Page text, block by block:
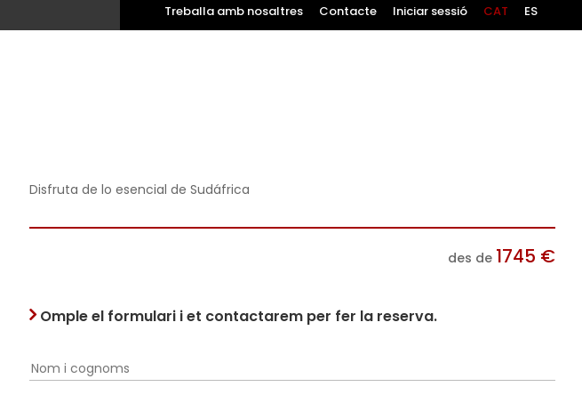
Treballa amb nosaltres Contacte Iniciar sessió CAT ES
Disfruta de lo esencial de Sudáfrica
des de 1745 €
Omple el formulari i et contactarem per fer la reserva.